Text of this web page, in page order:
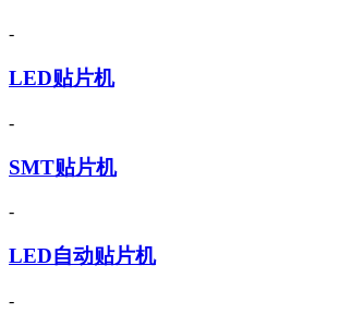
-
LED贴片机
-
SMT贴片机
-
LED自动贴片机
-